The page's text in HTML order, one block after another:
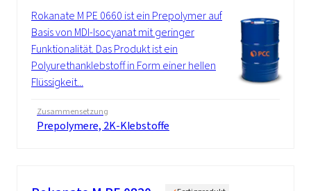
Rokanate M PE 0660 ist ein Prepolymer auf
Basis von MDI-Isocyanat mit geringer
Funktionalität. Das Produkt ist ein
Polyurethanklebstoff in Form einer hellen
Flüssigkeit...
Zusammensetzung
Prepolymere, 2K-Klebstoffe